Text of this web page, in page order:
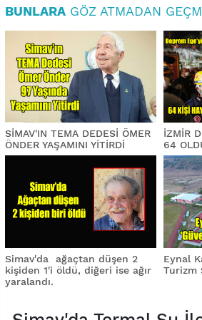
BUNLARA GÖZ ATMADAN
SİMAV'IN TEMA DEDESİ ÖMER
ÖNDER YAŞAMINI YİTİRDİ
İZMİR
64
Simav'da ağaçtan düşen 2
kişiden 1'i öldü, diğeri ise ağır
yaralandı.
Eynal
Turizm